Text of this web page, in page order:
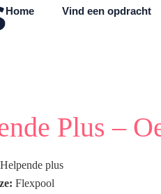
Home Vind een opdracht
Plus –
Helpende plus
Flexpool